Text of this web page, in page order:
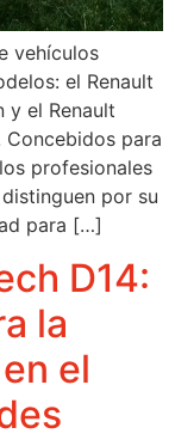
vehículos
el Renault
y el Renault
Concebidos para
profesionales
por su
para […]
D14:
la
el